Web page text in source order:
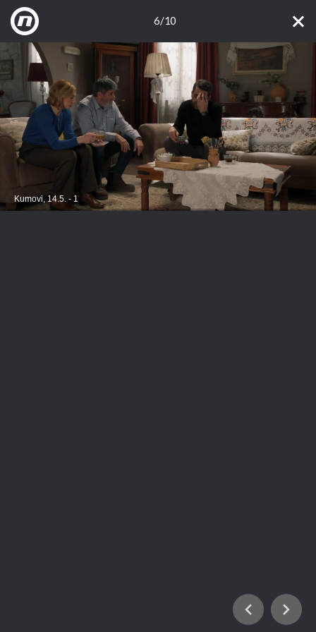
6/10
Kumovi, 14.5. - 1